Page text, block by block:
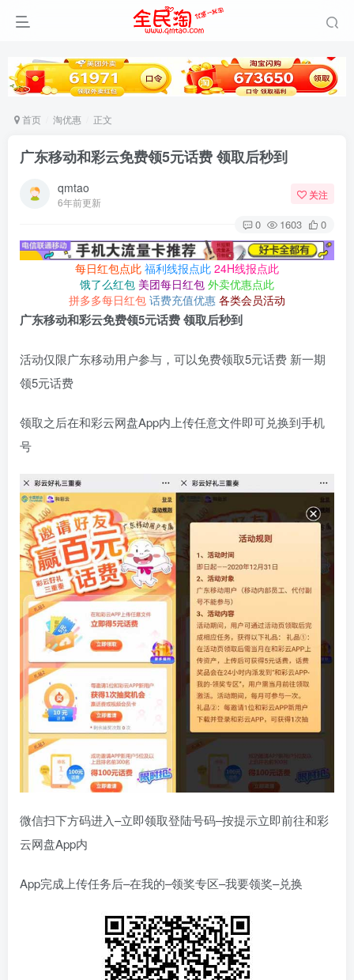
首页 淘优惠 正文
广东移动和彩云免费领5元话费 领取后秒到
qmtao
6年前更新
关注
0 1603 0
每日红包点此 福利线报点此 24H线报点此
饿了么红包 美团每日红包 外卖优惠点此
拼多多每日红包 话费充值优惠 各类会员活动
广东移动和彩云免费领5元话费 领取后秒到
活动仅限广东移动用户参与，可以免费领取5元话费 新一期
领5元话费
领取之后在和彩云网盘App内上传任意文件即可兑换到手机
号
微信扫下方码进入–立即领取登陆号码–按提示立即前往和彩
云网盘App内
App完成上传任务后–在我的–领奖专区–我要领奖–兑换